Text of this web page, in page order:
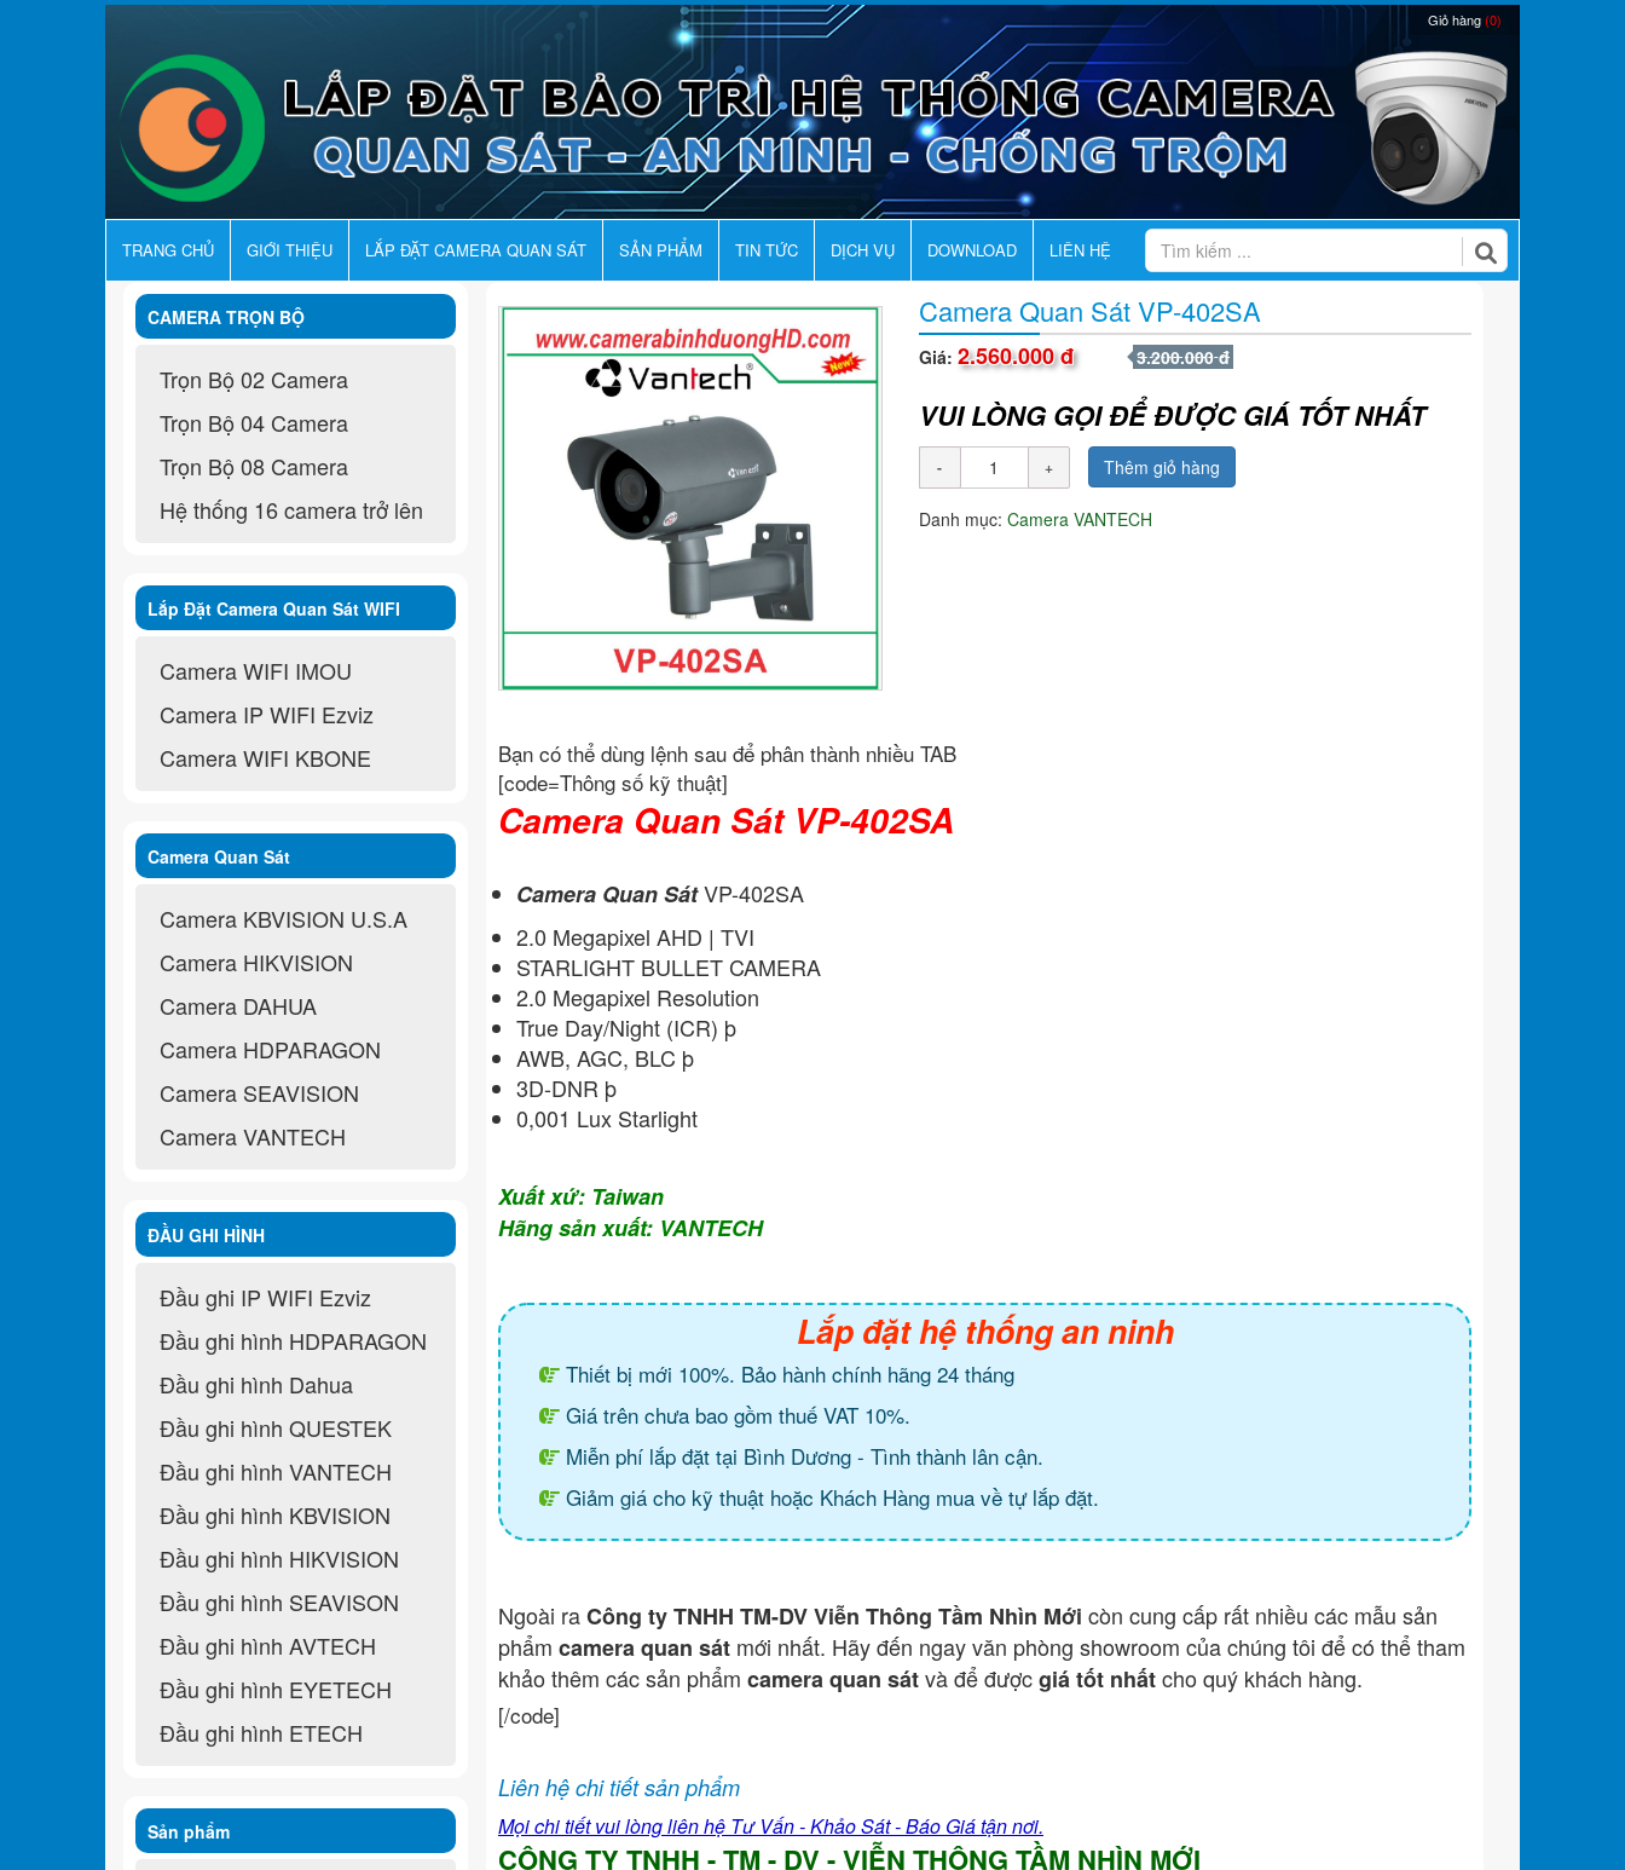
Giỏ hàng(0)
TRANG CHỦ GIỚI THIỆU LẮP ĐẶT CAMERA QUAN SÁT SẢN PHẨM TIN TỨC DỊCH VỤ DOWNLOAD LIÊN HỆ
Camera Quan Sát VP-402SA
Giá: 2.560.000 đ 3.200.000 đ
VUI LÒNG GỌI ĐỂ ĐƯỢC GIÁ TỐT NHẤT
Thêm giỏ hàng
Danh mục: Camera VANTECH
Bạn có thể dùng lệnh sau để phân thành nhiều TAB
[code=Thông số kỹ thuật]
Camera Quan Sát VP-402SA
Camera Quan SátVP-402SA
2.0 Megapixel AHD | TVI
STARLIGHT BULLET CAMERA
2.0 Megapixel Resolution
True Day/Night (ICR) þ
AWB, AGC, BLC þ
3D-DNR þ
0,001 Lux Starlight
Xuất xứ: Taiwan
Hãng sản xuất: VANTECH
Lắp đặt hệ thống an ninh
Thiết bị mới 100%. Bảo hành chính hãng 24 tháng
Giá trên chưa bao gồm thuế VAT 10%.
Miễn phí lắp đặt tại Bình Dương - Tình thành lân cận.
Giảm giá cho kỹ thuật hoặc Khách Hàng mua về tự lắp đặt.
Ngoài raCông ty TNHH TM-DV Viễn Thông Tầm Nhìn Mới còn cung cấp rất nhiều các mẫu sản
phẩm camera quan sát mới nhất. Hãy đến ngay văn phòng showroom của chúng tôi để có thể tham
khảo thêm các sản phẩm camera quan sátvà để đượcgiá tốt nhấtcho quý khách hàng.
[/code]
Liên hệ chi tiết sản phẩm
Mọi chi tiết vui lòng liên hệ Tư Vấn - Khảo Sát - Báo Giá tận nơi.
CÔNG TY TNHH - TM - DV - VIỄN THÔNG TẦM NHÌN MỚI
CAMERA TRỌN BỘ
Trọn Bộ 02 Camera
Trọn Bộ 04 Camera
Trọn Bộ 08 Camera
Hệ thống 16 camera trở lên
Lắp Đặt Camera Quan Sát WIFI
Không Dây
Camera WIFI IMOU
Camera IP WIFI Ezviz
Camera WIFI KBONE
Camera Quan Sát
Camera KBVISION U.S.A
Camera HIKVISION
Camera DAHUA
Camera HDPARAGON
Camera SEAVISION
Camera VANTECH
ĐẦU GHI HÌNH
Đầu ghi IP WIFI Ezviz
Đầu ghi hình HDPARAGON
Đầu ghi hình Dahua
Đầu ghi hình QUESTEK
Đầu ghi hình VANTECH
Đầu ghi hình KBVISION
Đầu ghi hình HIKVISION
Đầu ghi hình SEAVISON
Đầu ghi hình AVTECH
Đầu ghi hình EYETECH
Đầu ghi hình ETECH
Sản phẩm